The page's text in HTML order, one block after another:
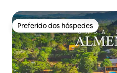
Preferido dos hóspedes
Preferido dos hóspedes